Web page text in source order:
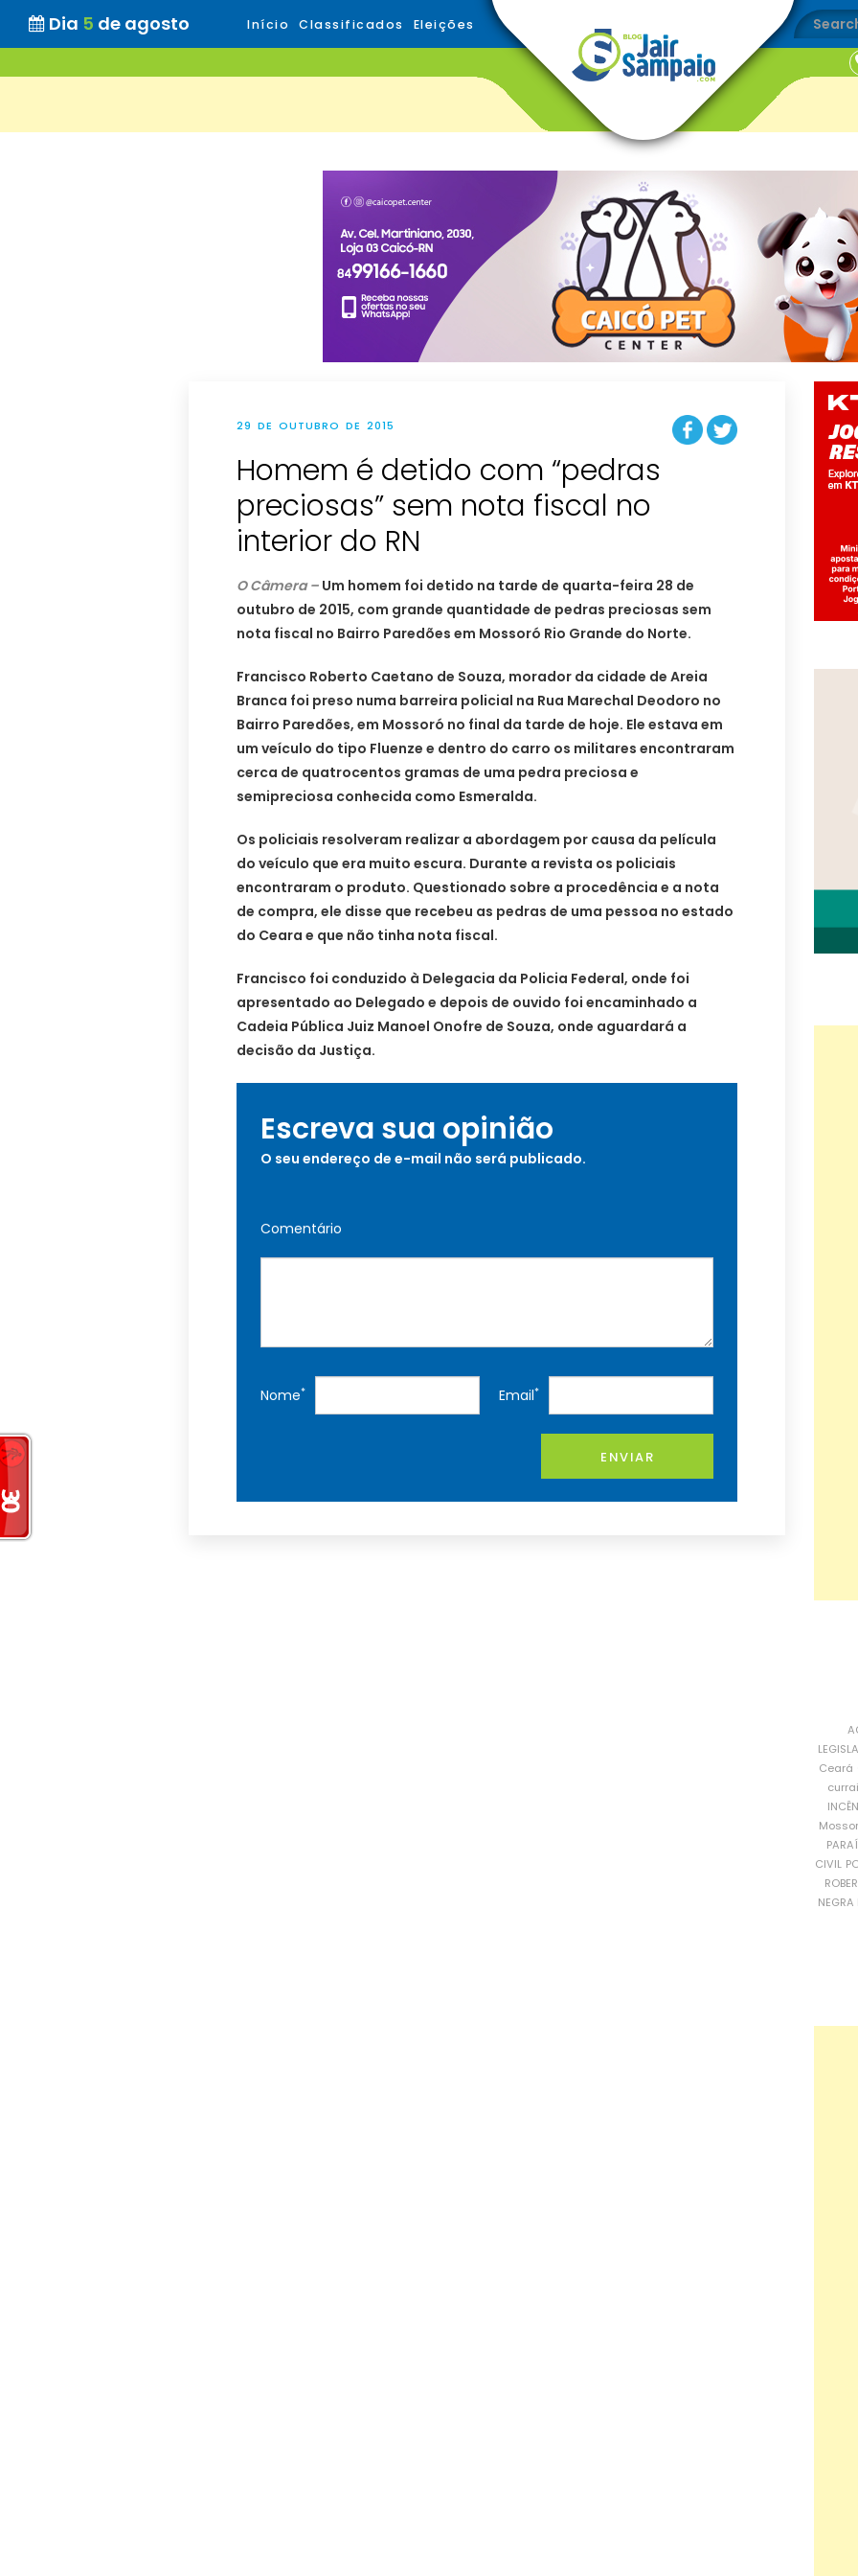
Dia 5 de agosto Início Classificados Eleições
29 DE OUTUBRO DE 2015
Homem é detido com “pedras
preciosas” sem nota fiscal no
interior do RN
O Câmera – Um homem foi detido na tarde de quarta-feira 28 de
outubro de 2015, com grande quantidade de pedras preciosas sem
nota fiscal no Bairro Paredões em Mossoró Rio Grande do Norte.
Francisco Roberto Caetano de Souza, morador da cidade de Areia
Branca foi preso numa barreira policial na Rua Marechal Deodoro no
Bairro Paredões, em Mossoró no final da tarde de hoje. Ele estava em
um veículo do tipo Fluenze e dentro do carro os militares encontraram
cerca de quatrocentos gramas de uma pedra preciosa e
semipreciosa conhecida como Esmeralda.
Os policiais resolveram realizar a abordagem por causa da película
do veículo que era muito escura. Durante a revista os policiais
encontraram o produto. Questionado sobre a procedência e a nota
de compra, ele disse que recebeu as pedras de uma pessoa no estado
do Ceara e que não tinha nota fiscal.
Francisco foi conduzido à Delegacia da Policia Federal, onde foi
apresentado ao Delegado e depois de ouvido foi encaminhado a
Cadeia Pública Juiz Manoel Onofre de Souza, onde aguardará a
decisão da Justiça.
Escreva sua opinião
O seu endereço de e-mail não será publicado.
Comentário
Nome* Email*
ENVIAR
Ceará
CIVIL
NEGRA